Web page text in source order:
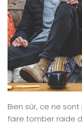
Bien sûr, ce ne
faire tomber raide